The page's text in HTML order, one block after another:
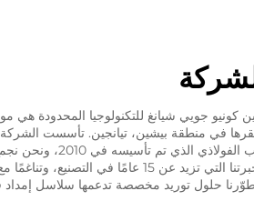
كونيو جويي شيانغ للتكنولوجيا المحدودة هي
مصنع الأنابيب
وباستغلال خبرتنا التي تزيد عن 15 عامًا
حلول توريد مخصصة تدعمها سلاسل إمداد